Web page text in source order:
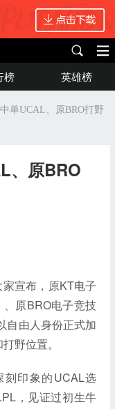
榜 英雄榜
单UCAL、原BRO打野
、原BRO
宣布，原KT电子
原BRO电子竞技
自由人身份正式加
野位置。
印象的UCAL选
，见证过初生牛